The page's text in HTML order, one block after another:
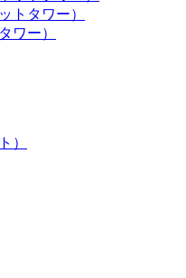
トタワー）
ワー）
）